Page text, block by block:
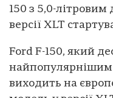
150 з 5,0-
версії XLT
Ford F-150, який
виходить на